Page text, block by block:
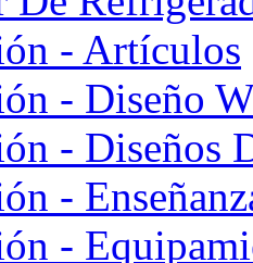
- Artículos
- Diseño
- Diseños
-
-